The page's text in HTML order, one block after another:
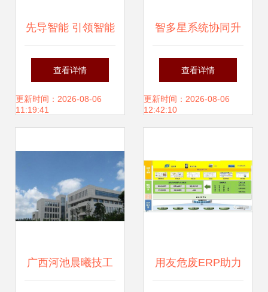
先导智能 引领智能
工厂新高度
查看详情
更新时间：2026-08-06
11:19:41
智多星系统协同升
级方案 广西软件开
发项目的土地整理
查看详情
更新时间：2026-08-06
12:42:10
广西河池晨曦技工 用友危废ERP助力